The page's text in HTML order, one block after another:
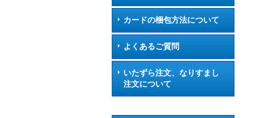
カードの梱包方法について
よくあるご質問
いたずら注文、なりすまし
注文について